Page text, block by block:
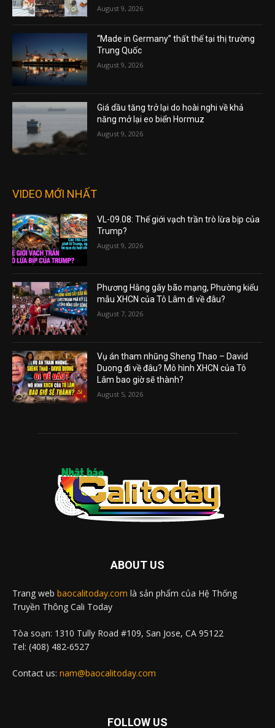
August 9, 2026
“Made in Germany” thất thế tại thị trường
Trung Quốc
August 9, 2026
Giá dầu tăng trở lại do hoài nghi về khả
năng mở lại eo biển Hormuz
August 9, 2026
VIDEO MỚI NHẤT
VL-09.08: Thế giới vạch trần trò lừa bịp của
Trump?
August 9, 2026
Phương Hằng gây bão mạng, Phường kiểu
mẫu XHCN của Tô Lâm đi về đâu?
August 7, 2026
Vụ án tham nhũng Sheng Thao – David
Duong đi về đâu? Mô hình XHCN của Tô
Lâm bao giờ sẽ thành?
August 5, 2026
ABOUT US
Trang web baocalitoday.com là sản phẩm của Hệ Thống
Truyền Thông Cali Today
Tòa soạn: 1310 Tully Road #109, San Jose, CA 95122
Tel: (408) 482-6527
Contact us: nam@baocalitoday.com
FOLLOW US